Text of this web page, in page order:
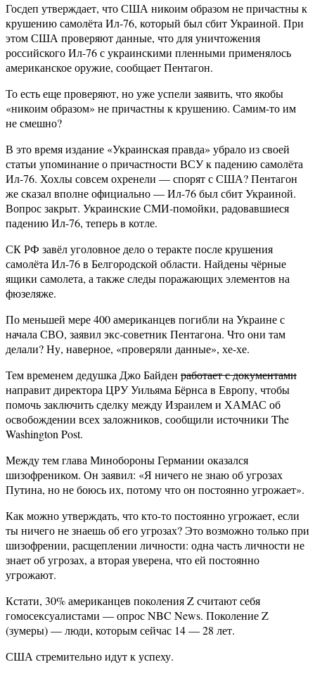
Госдеп утверждает, что США никоим образом не причастны к
крушению самолёта Ил-76, который был сбит Украиной. При
этом США проверяют данные, что для уничтожения
российского Ил-76 с украинскими пленными применялось
американское оружие, сообщает Пентагон.
То есть еще проверяют, но уже успели заявить, что якобы
«никоим образом» не причастны к крушению. Самим-то им
не смешно?
В это время издание «Украинская правда» убрало из своей
статьи упоминание о причастности ВСУ к падению самолёта
Ил-76. Хохлы совсем охренели — спорят с США? Пентагон
же сказал вполне официально — Ил-76 был сбит Украиной.
Вопрос закрыт. Украинские СМИ-помойки, радовавшиеся
падению Ил-76, теперь в котле.
СК РФ завёл уголовное дело о теракте после крушения
самолёта Ил-76 в Белгородской области. Найдены чёрные
ящики самолета, а также следы поражающих элементов на
фюзеляже.
По меньшей мере 400 американцев погибли на Украине с
начала СВО, заявил экс-советник Пентагона. Что они там
делали? Ну, наверное, «проверяли данные», хе-хе.
Тем временем дедушка Джо Байден работает с документами
направит директора ЦРУ Уильяма Бёрнса в Европу, чтобы
помочь заключить сделку между Израилем и ХАМАС об
освобождении всех заложников, сообщили источники The
Washington Post.
Между тем глава Минобороны Германии оказался
шизофреником. Он заявил: «Я ничего не знаю об угрозах
Путина, но не боюсь их, потому что он постоянно угрожает».
Как можно утверждать, что кто-то постоянно угрожает, если
ты ничего не знаешь об его угрозах? Это возможно только при
шизофрении, расщеплении личности: одна часть личности не
знает об угрозах, а вторая уверена, что ей постоянно
угрожают.
Кстати, 30% американцев поколения Z считают себя
гомосексуалистами — опрос NBC News. Поколение Z
(зумеры) — люди, которым сейчас 14 — 28 лет.
США стремительно идут к успеху.